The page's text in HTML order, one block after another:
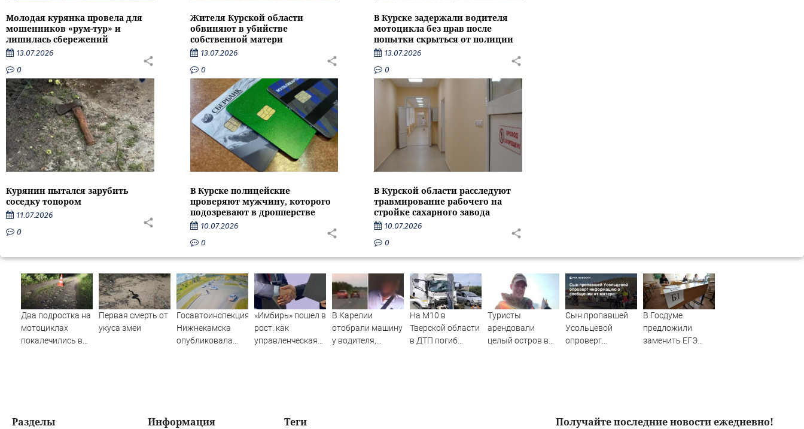
Молодая курянка провела для
мошенников «рум-тур» и
лишилась сбережений
13.07.2026
0
Жителя Курской области
обвиняют в убийстве
собственной матери
13.07.2026
0
В Курске задержали водителя
мотоцикла без прав после
попытки скрыться от полиции
13.07.2026
0
Курянин пытался зарубить
соседку топором
11.07.2026
0
В Курске полицейские
проверяют мужчину, которого
подозревают в дропперстве
10.07.2026
0
В Курской области расследуют
травмирование рабочего на
стройке сахарного завода
10.07.2026
0
Два подростка на
мотоциклах
покалечились в
Первая смерть от
укуса змеи
Госавтоинспекция
Нижнекамска
опубликовала
«Имбирь» пошел в
рост: как
управленческая
В Карелии
отобрали машину
у водителя,
На М10 в
Тверской области
в ДТП погиб
Туристы
арендовали
целый остров в
Сын пропавшей
Усольцевой
опроверг
В Госдуме
предложили
заменить ЕГЭ
Получайте последние новости ежедневно!
Теги
Разделы Информация